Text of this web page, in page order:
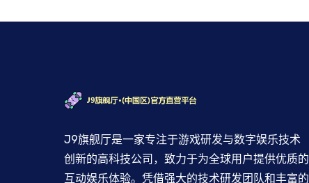
J9旗舰厅是一家专注于游戏研发与数字娱乐技术
创新的高科技公司，致力于为全球用户提供优质的
互动娱乐体验。凭借强大的技术研发团队和丰富的